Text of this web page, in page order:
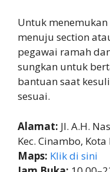
Untuk
menuju section
pegawai ramah
sungkan untuk
bantuan saat
sesuai.
Alamat: Jl. A.H.
Kec. Cinambo,
Maps: Klik di sini